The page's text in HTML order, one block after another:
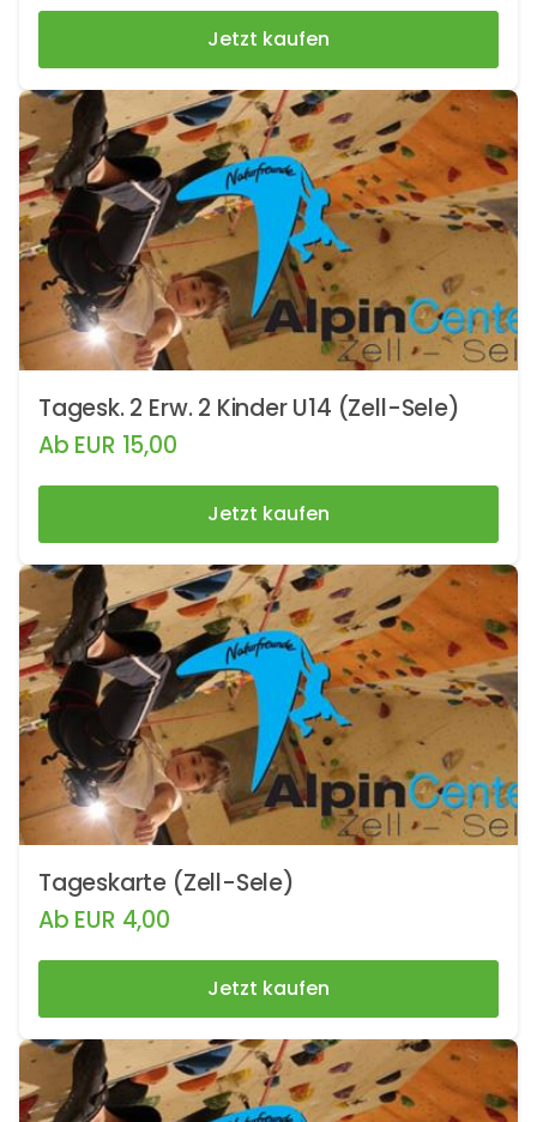
Jetzt kaufen
Tagesk. 2 Erw. 2 Kinder U14 (Zell-Sele)
Ab EUR 15,00
Jetzt kaufen
Tageskarte (Zell-Sele)
Ab EUR 4,00
Jetzt kaufen